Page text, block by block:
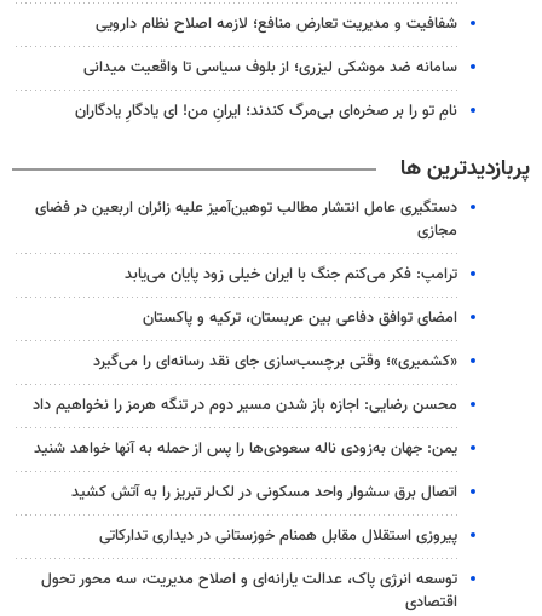
شفافیت و مدیریت تعارض منافع؛ لازمه اصلاح نظام دارویی
سامانه ضد موشکی لیزری؛ از بلوف سیاسی تا واقعیت میدانی
نامِ تو را بر صخره‌ای بی‌مرگ کندند؛ ایرانِ من! ای یادگارِ یادگاران
پربازدیدترین ها
دستگیری عامل انتشار مطالب توهین‌آمیز علیه زائران اربعین در فضای
مجازی
ترامپ: فکر می‌کنم جنگ با ایران خیلی زود پایان می‌یابد
امضای توافق دفاعی بین عربستان، ترکیه و پاکستان
«کشمیری»؛ وقتی برچسب‌سازی جای نقد رسانه‌ای را می‌گیرد
محسن رضایی: اجازه باز شدن مسیر دوم در تنگه هرمز را نخواهیم داد
یمن: جهان به‌زودی ناله سعودی‌ها را پس از حمله به آنها خواهد شنید
اتصال برق سشوار واحد مسکونی در لک‌لر تبریز را به آتش کشید
پیروزی استقلال مقابل همنام خوزستانی در دیداری تدارکاتی
توسعه انرژی پاک، عدالت یارانه‌ای و اصلاح مدیریت، سه محور تحول
اقتصادی